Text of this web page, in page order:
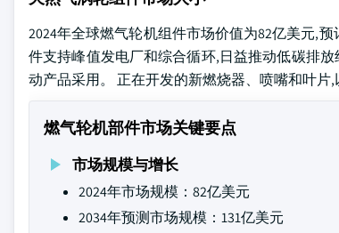
2024年全球燃气轮机组件市场价值为82亿美元,预
件支持峰值发电厂和综合循环,日益推动低碳排
动产品采用。 正在开发的新燃烧器、喷嘴和叶片
燃气轮机部件市场关键要点
市场规模与增长
2024年市场规模：82亿美元
2034年预测市场规模：131亿美元